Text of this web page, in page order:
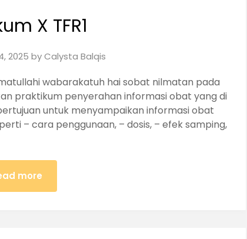
X TFR1
2025 byCalysta Balqis
wabarakatuh hai sobat nilmatan pada
praktikum penyerahan informasi obat yang di
untuk menyampaikan informasi obat
– cara penggunaan, – dosis, – efek samping,
more